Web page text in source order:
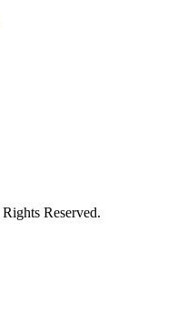
Reserved.